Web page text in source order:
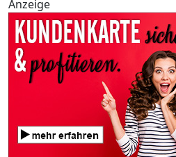
Anzeige